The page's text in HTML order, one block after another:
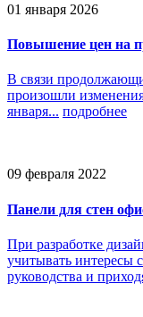
01 января 2026
Повышение цен на
В связи
произошли
января... подробнее
09 февраля 2022
Панели для стен
При разработке
учитывать интересы
руководства и